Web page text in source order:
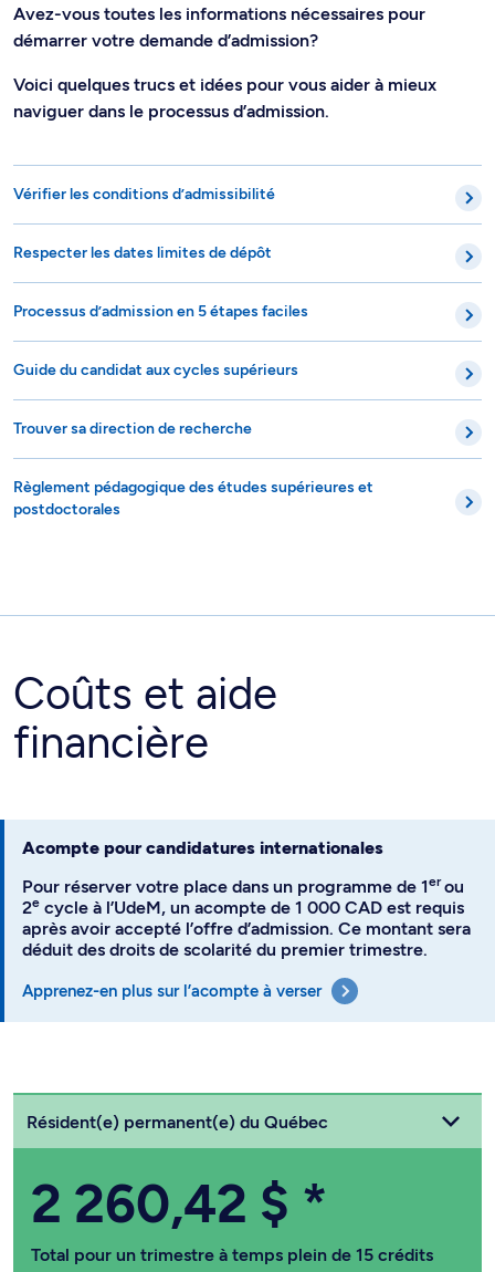
Avez-vous toutes les informations nécessaires pour
démarrer votre demande d’admission?
Voici quelques trucs et idées pour vous aider à mieux
naviguer dans le processus d’admission.
Vérifier les conditions d’admissibilité
Respecter les dates limites de dépôt
Processus d’admission en 5 étapes faciles
Guide du candidat aux cycles supérieurs
Trouver sa direction de recherche
Règlement pédagogique des études supérieures et
postdoctorales
Coûts et aide
financière
Acompte pour candidatures internationales
Pour réserver votre place dans un programme de 1erou
2e cycle à l’UdeM, un acompte de 1 000 CAD est requis
après avoir accepté l’offre d’admission. Ce montant sera
déduit des droits de scolarité du premier trimestre.
Apprenez-en plus sur l’acompte à verser
Choisissez votre statut
Résident(e) permanent(e) du Québec
2 260,42 $ *
Total pour un trimestre à temps plein de 15 crédits